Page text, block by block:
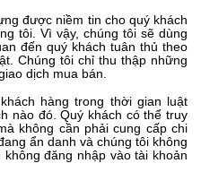
được niềm tin cho quý khách
tôi. Vì vậy, chúng tôi sẽ dùng
đến quý khách tuân thủ theo
Chúng tôi chỉ thu thập những
dịch mua bán.
hàng trong thời gian luật
nào đó. Quý khách có thể truy
không cần phải cung cấp chi
ẩn danh và chúng tôi không
đăng nhập vào tài khoản